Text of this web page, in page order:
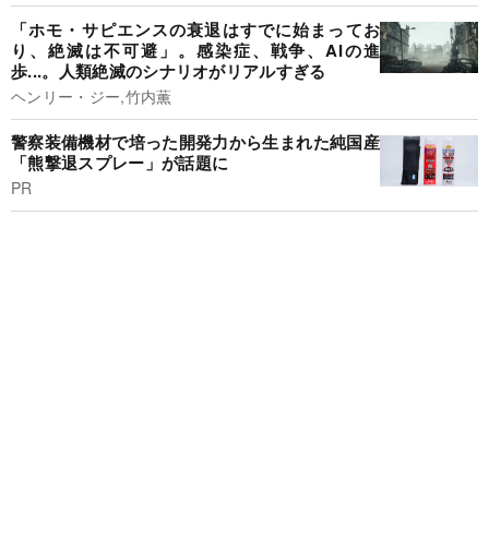
「ホモ・サピエンスの衰退はすでに始まってお
り、絶滅は不可避」。感染症、戦争、AIの進
歩...。人類絶滅のシナリオがリアルすぎる
ヘンリー・ジー,竹内薫
警察装備機材で培った開発力から生まれた純国産
「熊撃退スプレー」が話題に
PR